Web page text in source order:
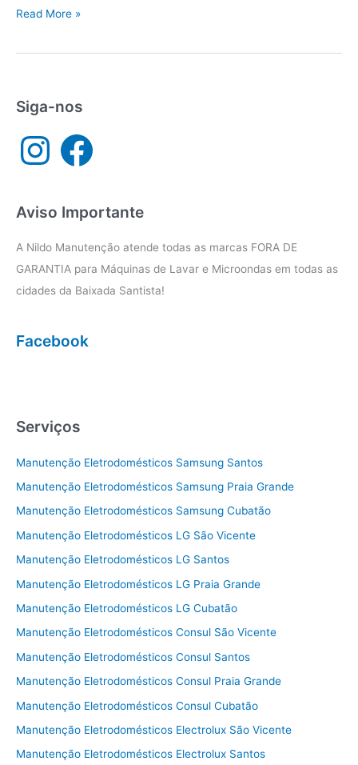
Assistência
Cubatão
Read More »
Siga-nos
n
a
m
a
c
Aviso Importante
A Nildo Manutenção atende todas as marcas FORA DE
GARANTIA para Máquinas de Lavar e Microondas em todas as
cidades da Baixada Santista!
Facebook
Serviços
Manutenção Eletrodomésticos Samsung Santos
Manutenção Eletrodomésticos Samsung Praia Grande
Manutenção Eletrodomésticos Samsung Cubatão
Manutenção Eletrodomésticos LG São Vicente
Manutenção Eletrodomésticos LG Santos
Manutenção Eletrodomésticos LG Praia Grande
Manutenção Eletrodomésticos LG Cubatão
Manutenção Eletrodomésticos Consul São Vicente
Manutenção Eletrodomésticos Consul Santos
Manutenção Eletrodomésticos Consul Praia Grande
Manutenção Eletrodomésticos Consul Cubatão
Manutenção Eletrodomésticos Electrolux São Vicente
Manutenção Eletrodomésticos Electrolux Santos